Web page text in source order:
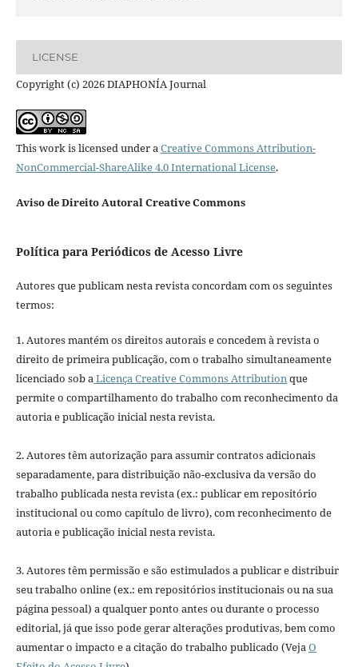
LICENSE
Copyright (c) 2026 DIAPHONÍA Journal
This work is licensed under aCreative Commons Attribution-
NonCommercial-ShareAlike 4.0 International License.
Aviso de Direito Autoral Creative Commons
Política para Periódicos de Acesso Livre
Autores que publicam nesta revista concordam com os seguintes
termos:
1. Autores mantém os direitos autorais e concedem à revista o
direito de primeira publicação, com o trabalho simultaneamente
licenciado sob aLicença Creative Commons Attributionque
permite o compartilhamento do trabalho com reconhecimento da
autoria e publicação inicial nesta revista.
2. Autores têm autorização para assumir contratos adicionais
separadamente, para distribuição não-exclusiva da versão do
trabalho publicada nesta revista (ex.: publicar em repositório
institucional ou como capítulo de livro), com reconhecimento de
autoria e publicação inicial nesta revista.
3. Autores têm permissão e são estimulados a publicar e distribuir
seu trabalho online (ex.: em repositórios institucionais ou na sua
página pessoal) a qualquer ponto antes ou durante o processo
editorial, já que isso pode gerar alterações produtivas, bem como
aumentar o impacto e a citação do trabalho publicado (VejaO